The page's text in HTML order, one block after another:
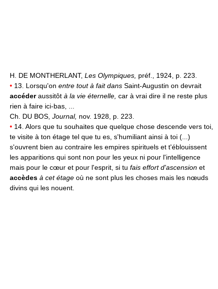
H. DE MONTHERLANT, Les Olympiques, préf., 1924, p. 223.
• 13. Lorsqu'on entre tout à fait dans Saint-Augustin on devrait
accéderaussitôt à la vie éternelle, car à vrai dire il ne reste plus
rien à faire ici-bas, ...
Ch. DU BOS, Journal, nov. 1928, p. 223.
• 14. Alors que tu souhaites que quelque chose descende vers toi,
te visite à ton étage tel que tu es, s'humiliant ainsi à toi (...)
s'ouvrent bien au contraire les empires spirituels et t'éblouissent
les apparitions qui sont non pour les yeux ni pour l'intelligence
mais pour le cœur et pour l'esprit, si tu fais effort d'ascension et
accèdes à cet étage où ne sont plus les choses mais les nœuds
divins qui les nouent.